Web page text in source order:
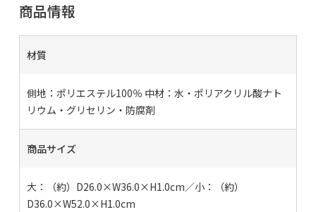
商品情報
材質
側地：ポリエステル100％ 中材：水・ポリアクリル酸ナト
リウム・グリセリン・防腐剤
商品サイズ
大：（約）D26.0×W36.0×H1.0cm／小：（約）
D36.0×W52.0×H1.0cm